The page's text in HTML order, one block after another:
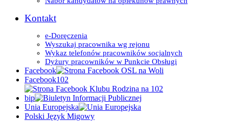
Kontakt
e-Doręczenia
Wyszukaj pracownika wg rejonu
Wykaz telefonów pracowników socjalnych
Dyżury pracowników w Punkcie Obsługi
Facebook
Facebook102
bip
Unia Europejska
Polski Język Migowy